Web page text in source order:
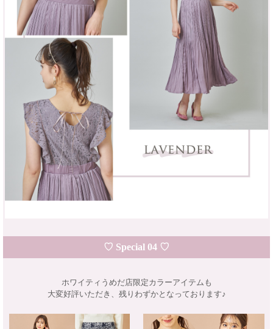
♡ Special 04 ♡
ホワイティうめだ店限定カラーアイテムも
大変好評いただき、残りわずかとなっております♪